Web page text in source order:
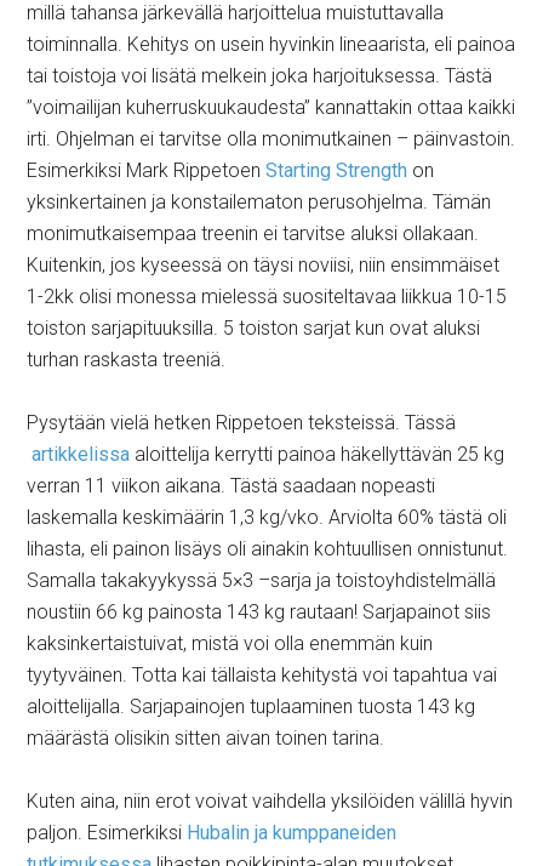
millä tahansa järkevällä harjoittelua muistuttavalla
toiminnalla. Kehitys on usein hyvinkin lineaarista, eli painoa
tai toistoja voi lisätä melkein joka harjoituksessa. Tästä
”voimailijan kuherruskuukaudesta” kannattakin ottaa kaikki
irti. Ohjelman ei tarvitse olla monimutkainen – päinvastoin.
Esimerkiksi Mark RippetoenStarting Strength on
yksinkertainen ja konstailematon perusohjelma. Tämän
monimutkaisempaa treenin ei tarvitse aluksi ollakaan.
Kuitenkin, jos kyseessä on täysi noviisi, niin ensimmäiset
1-2kk olisi monessa mielessä suositeltavaa liikkua 10-15
toiston sarjapituuksilla. 5 toiston sarjat kun ovat aluksi
turhan raskasta treeniä.
Pysytään vielä hetken Rippetoen teksteissä. Tässä
artikkelissa aloittelija kerrytti painoa häkellyttävän 25 kg
verran 11 viikon aikana. Tästä saadaan nopeasti
laskemalla keskimäärin 1,3 kg/vko. Arviolta 60% tästä oli
lihasta, eli painon lisäys oli ainakin kohtuullisen onnistunut.
Samalla takakyykyssä 5×3 –sarja ja toistoyhdistelmällä
noustiin 66 kg painosta 143 kg rautaan! Sarjapainot siis
kaksinkertaistuivat, mistä voi olla enemmän kuin
tyytyväinen. Totta kai tällaista kehitystä voi tapahtua vai
aloittelijalla. Sarjapainojen tuplaaminen tuosta 143 kg
määrästä olisikin sitten aivan toinen tarina.
Kuten aina, niin erot voivat vaihdella yksilöiden välillä hyvin
paljon. Esimerkiksi Hubalin ja kumppaneiden